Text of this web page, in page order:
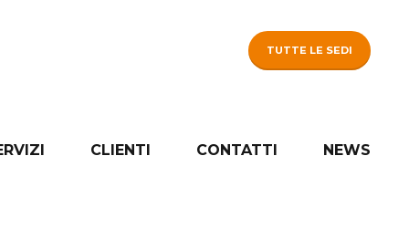
TUTTE LE SEDI
CLIENTI CONTATTI NEWS